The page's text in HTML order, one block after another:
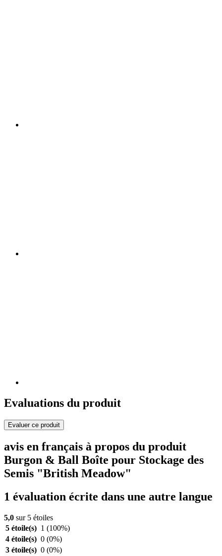
Evaluations du produit
Evaluer ce produit
avis en français à propos du produit
Burgon & Ball Boîte pour Stockage des
Semis "British Meadow"
1 évaluation écrite dans une autre langue
5,0 sur 5 étoiles
5 étoile(s) 1 (100%)
4 étoile(s) 0 (0%)
3 étoile(s) 0 (0%)